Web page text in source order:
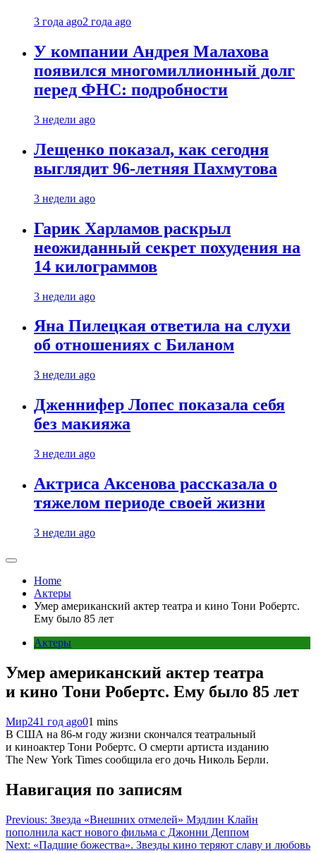
3 года ago2 года ago
У компании Андрея Малахова
появился многомиллионный долг
перед ФНС: подробности
3 недели ago
Лещенко показал, как сегодня
выглядит 96-летняя Пахмутова
3 недели ago
Гарик Харламов раскрыл
неожиданный секрет похудения на
14 килограммов
3 недели ago
Яна Пилецкая ответила на слухи
об отношениях с Биланом
3 недели ago
Дженнифер Лопес показала себя
без макияжа
3 недели ago
Актриса Аксенова рассказала о
тяжелом периоде своей жизни
3 недели ago
Home
Актеры
Умер американский актер театра и кино Тони Робертс.
Ему было 85 лет
Актеры
Умер американский актер театра
и кино Тони Робертс. Ему было 85 лет
Мир241 год ago01 mins
В США на 86-м году жизни скончался театральный
и киноактер Тони Робертс. О смерти артиста изданию
The New York Times сообщила его дочь Николь Берли.
Навигация по записям
Previous: Звезда «Внешних отмелей» Мэдлин Клайн
пополнила каст нового фильма с Джонни Деппом
Next: «Падшие божества». Звезды кино теряют славу и любовь